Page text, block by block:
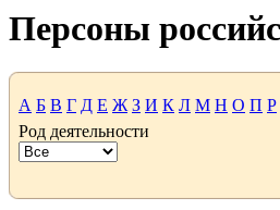
Персоны
А Б В Г Д Е Ж З И К Л М Н О П Р
Род деятельности